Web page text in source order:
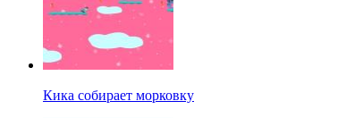
Кика собирает морковку